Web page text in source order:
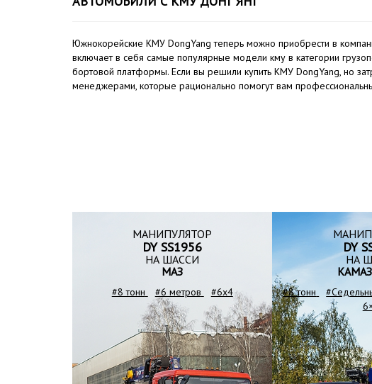
Южнокорейские КМУ DongYang теперь можно приобрести в
включает в себя самые популярные модели кму в категории
бортовой платформы. Если вы решили купить КМУ DongYang, но
менеджерами, которые рационально помогут вам
МАНИПУЛЯТОР
DY SS1956
НА ШАССИ
МАЗ
#8 тонн #6 метров #6x4
DY
НА
#8 тонн